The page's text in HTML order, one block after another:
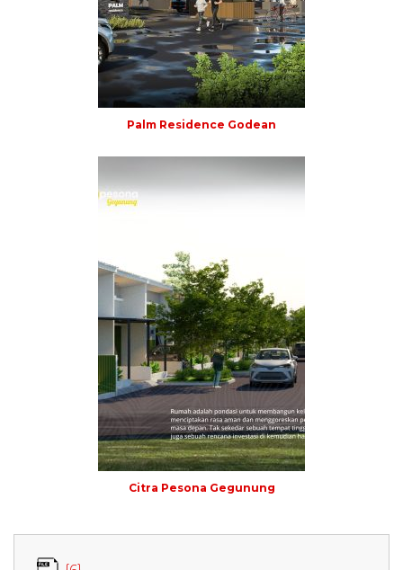
Palm Residence Godean
Citra Pesona Gegunung